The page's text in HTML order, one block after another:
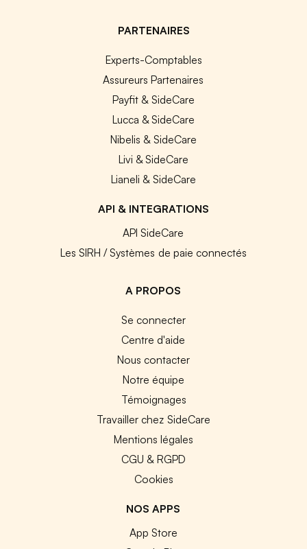
PARTENAIRES
Experts-Comptables
Assureurs Partenaires
Payfit & SideCare
Lucca & SideCare
Nibelis & SideCare
Livi & SideCare
Lianeli & SideCare
API & INTEGRATIONS
API SideCare
Les SIRH / Systèmes de paie connectés
A PROPOS
Se connecter
Centre d'aide
Nous contacter
Notre équipe
Témoignages
Travailler chez SideCare
Mentions légales
CGU & RGPD
Cookies
NOS APPS
App Store